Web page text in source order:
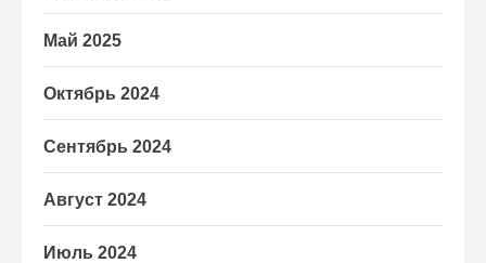
Май 2025
Октябрь 2024
Сентябрь 2024
Август 2024
Июль 2024